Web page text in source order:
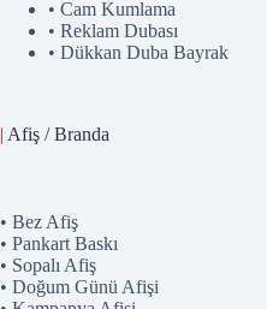
• Cam Kumlama
• Reklam Dubası
• Dükkan Duba Bayrak
| Afiş / Branda
• Bez Afiş
• Pankart Baskı
• Sopalı Afiş
• Doğum Günü Afişi